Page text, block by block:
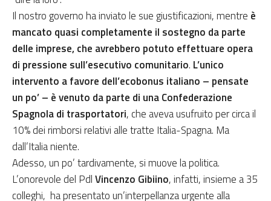
Il nostro governo ha inviato le sue giustificazioni, mentre è
mancato quasi completamente il sostegno da parte
delle imprese, che avrebbero potuto effettuare opera
di pressione sull’esecutivo comunitario. L’unico
intervento a favore dell’ecobonus italiano – pensate
un po’ – è venuto da parte di una Confederazione
Spagnola di trasportatori, che aveva usufruito per circa il
10% dei rimborsi relativi alle tratte Italia-Spagna. Ma
dall’Italia niente.
Adesso, un po’ tardivamente, si muove la politica.
L’onorevole del PdlVincenzo Gibiino, infatti, insieme a 35
colleghi, ha presentato un’interpellanza urgente alla